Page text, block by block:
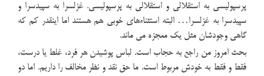
پرسپولیسی به استقلالی و استقلالی به پرسپولیسی. غزلسرا به سپیدسرا و
سپیدسرا به غزلسرا… البته استثناءهای خوبی هم هستند اما اینقدر کم که
گاهی وجودشان مثل یک معجزه می ماند.
بحث امروز من راجع به حجاب است. لباس پوشیدن هر فرد، غلط یا درست،
فقط و فقط به خودش مربوط است. ما حق نقد و نظر مخالف را داریم. اما دو